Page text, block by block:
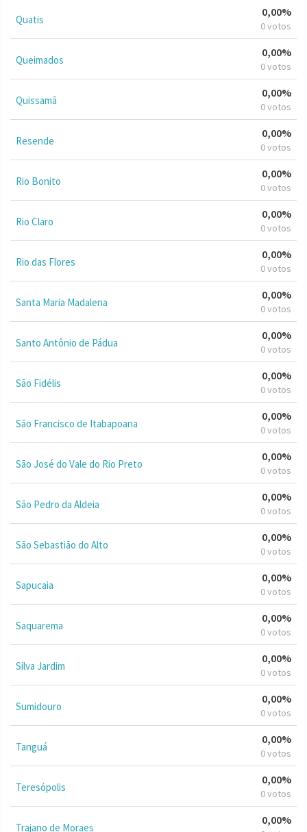
Quatis
0,00%
0 votos
Queimados
0,00%
0 votos
Quissamã
0,00%
0 votos
Resende
0,00%
0 votos
Rio Bonito
0,00%
0 votos
Rio Claro
0,00%
0 votos
Rio das Flores
0,00%
0 votos
Santa Maria Madalena
0,00%
0 votos
Santo Antônio de Pádua
0,00%
0 votos
São Fidélis
0,00%
0 votos
São Francisco de Itabapoana
0,00%
0 votos
São José do Vale do Rio Preto
0,00%
0 votos
São Pedro da Aldeia
0,00%
0 votos
São Sebastião do Alto
0,00%
0 votos
Sapucaia
0,00%
0 votos
Saquarema
0,00%
0 votos
Silva Jardim
0,00%
0 votos
Sumidouro
0,00%
0 votos
Tanguá
0,00%
0 votos
Teresópolis
0,00%
0 votos
Trajano de Moraes
0,00%